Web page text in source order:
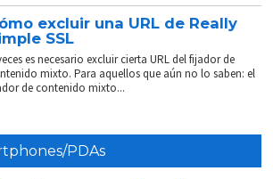
excluir una URL de Really
SSL
es necesario excluir cierta URL del fijador de
mixto. Para aquellos que aún no lo saben: el
de contenido mixto...
PDAs